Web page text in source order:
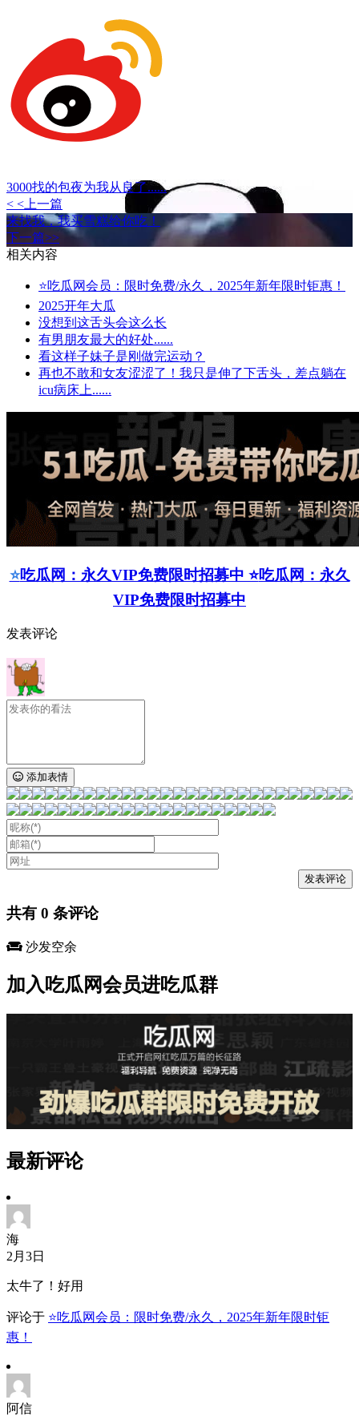
​3000找的包夜为我从良了......
< <上一篇
来找我，我买雪糕给你吃！
下一篇>>
相关内容
⭐吃瓜网会员：限时免费/永久，2025年新年限时钜惠！
2025开年大瓜
没想到这舌头会这么长
有男朋友最大的好处......
看这样子妹子是刚做完运动？
再也不敢和女友涩涩了！我只是伸了下舌头，差点躺在
icu病床上......
⭐吃瓜网：永久VIP免费限时招募中 ⭐吃瓜网：永久
VIP免费限时招募中
发表评论
添加表情
共有 0 条评论
沙发空余
加入吃瓜网会员进吃瓜群
最新评论
海
2月3日
太牛了！好用
评论于 ⭐吃瓜网会员：限时免费/永久，2025年新年限时钜
惠！
阿信